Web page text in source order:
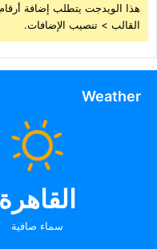
هذا الويدجت يتطلب إضافة
القالب > تنصيب الإضافات.
Weather
القاهرة
سماء صافية